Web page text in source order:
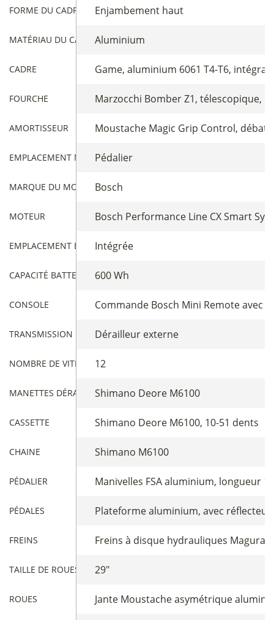
FORME DU CADRE Enjambement haut
MATÉRIAU DU CADREAluminium
CADRE Game, aluminium 6061 T4-T6,
FOURCHE Marzocchi Bomber Z1, télescopique,
AMORTISSEUR Moustache Magic Grip Control,
EMPLACEMENT MOTEURPédalier
MARQUE DU MOTEURBosch
MOTEUR Bosch Performance Line CX Smart
EMPLACEMENT BATTERIEIntégrée
CAPACITÉ BATTERIE 600 Wh
CONSOLE Commande Bosch Mini Remote avec
TRANSMISSION Dérailleur externe
NOMBRE DE VITESSES12
MANETTES DÉRAILLEURShimano Deore M6100
CASSETTE Shimano Deore M6100, 10-51 dents
CHAINE Shimano M6100
PÉDALIER Manivelles FSA aluminium, longueur
PÉDALES Plateforme aluminium, avec
FREINS Freins à disque hydrauliques Magura
TAILLE DE ROUES 29"
ROUES Jante Moustache asymétrique